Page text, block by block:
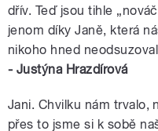
dřív. Teď jsou tihle
jenom díky Janě, která
nikoho hned
- Justýna Hrazdírová
Jani. Chvilku nám trvalo,
přes to jsme si k sobě